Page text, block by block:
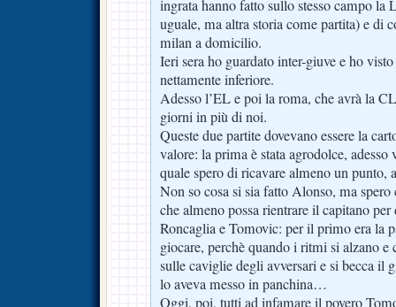
ingrata hanno fatto sullo stesso campo la
uguale, ma altra storia come partita) e di
milan a domicilio.
Ieri sera ho guardato inter-giuve e ho
nettamente inferiore.
Adesso l’EL e poi la roma, che avrà la
giorni in più di noi.
Queste due partite dovevano essere la
valore: la prima è stata agrodolce, adesso
quale spero di ricavare almeno un punto,
Non so cosa si sia fatto Alonso, ma
che almeno possa rientrare il capitano
Roncaglia e Tomovic: per il primo era la
giocare, perchè quando i ritmi si alzano e
sulle caviglie degli avversari e si becca il
lo aveva messo in panchina…
Oggi, poi, tutti ad infamare il povero